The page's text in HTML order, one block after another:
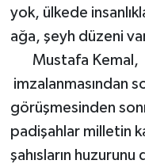
yok, ülkede
ağa, şeyh düzeni
Mustafa Kemal,
imzalanmasından
görüşmesinden
padişahlar milletin
şahısların